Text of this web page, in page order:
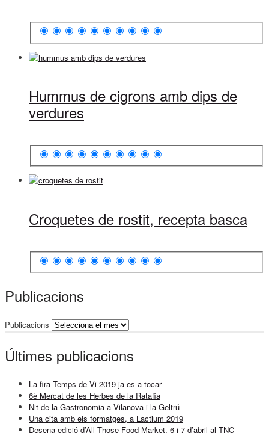
Hummus de cigrons amb dips de
verdures
Croquetes de rostit, recepta basca
Publicacions
Publicacions
Últimes publicacions
La fira Temps de Vi 2019 ja es a tocar
6è Mercat de les Herbes de la Ratafia
Nit de la Gastronomia a Vilanova i la Geltrú
Una cita amb els formatges, a Lactium 2019
Desena edició d’All Those Food Market, 6 i 7 d’abril al TNC